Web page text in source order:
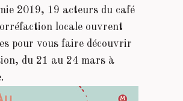
2019, 19 acteurs du café
locale ouvrent
pour vous faire découvrir
du 21 au 24 mars à